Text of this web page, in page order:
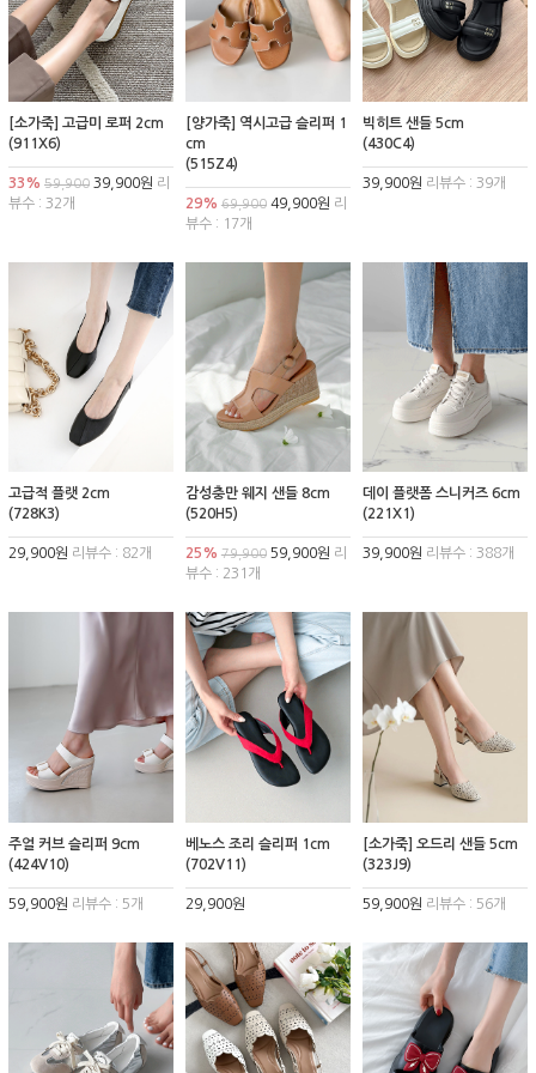
[소가죽] 고급미 로퍼 2cm
(911X6)
33% 59,900 39,900원 리
뷰수 : 32개
[양가죽] 역시고급 슬리퍼 1
cm
(515Z4)
29% 69,90049,900원 리
뷰수 : 17개
빅히트 샌들 5cm
(430C4)
39,900원 리뷰수 : 39개
고급적 플랫 2cm
(728K3)
29,900원 리뷰수 : 82개
감성충만 웨지 샌들 8cm
(520H5)
25% 79,90059,900원 리
뷰수 : 231개
데이 플랫폼 스니커즈 6cm
(221X1)
39,900원 리뷰수 : 388개
주얼 커브 슬리퍼 9cm
(424V10)
59,900원 리뷰수 : 5개
베노스 조리 슬리퍼 1cm
(702V11)
29,900원
[소가죽] 오드리 샌들 5cm
(323J9)
59,900원 리뷰수 : 56개